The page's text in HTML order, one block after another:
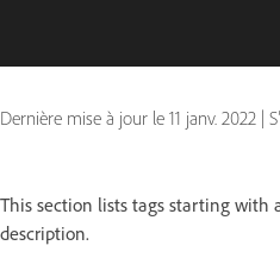
Dernière mise à jour le 11 janv. 2022 |
This section lists tags starting with
description.